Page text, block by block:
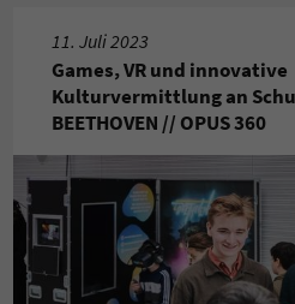
11. Juli 2023
Games, VR und innovative
Kulturvermittlung an
BEETHOVEN // OPUS 360